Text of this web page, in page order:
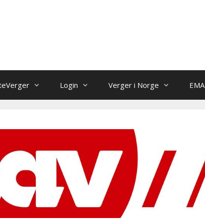
Login Verger i Norge EMA